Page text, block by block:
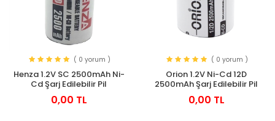
( 0 yorum )
Henza 1.2V SC 2500mAh Ni-
Cd Şarj Edilebilir Pil
0,00 TL
( 0 yorum )
Orion 1.2V Ni-Cd 12D
2500mAh Şarj Edilebilir Pil
0,00 TL